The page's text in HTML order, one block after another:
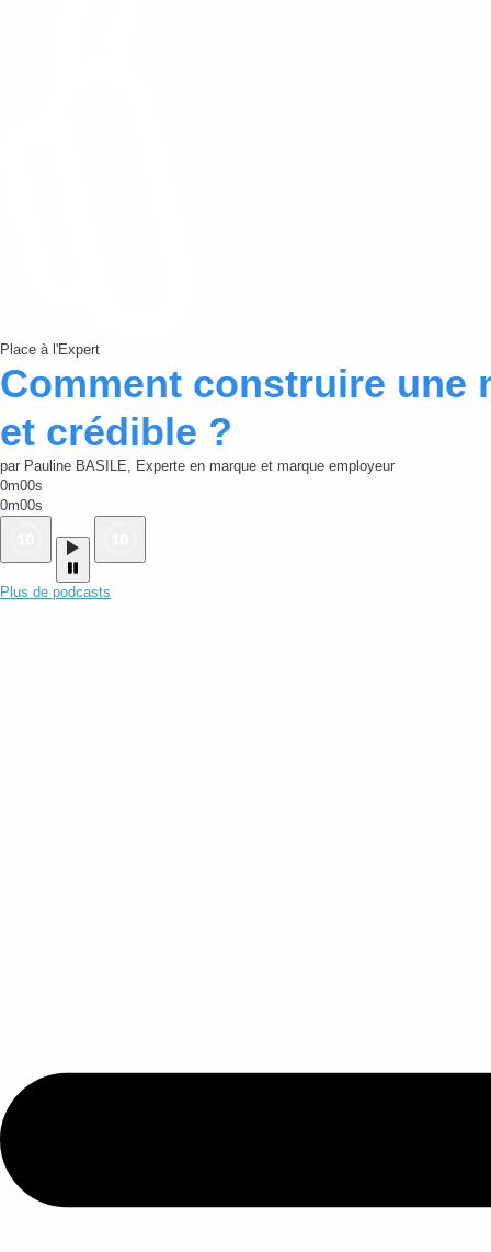
Place à l'Expert
Comment construire une
et crédible ?
par Pauline BASILE, Experte en marque et marque employeur
0m00s
0m00s
Plus de podcasts